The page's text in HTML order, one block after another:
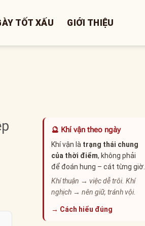
TỐT XẤU GIỚI THIỆU
🔮 Khí vận theo ngày
Khí vận là trạng thái chung
của thời điểm, không phải
để đoán hung – cát từng giờ.
Khí thuận → việc dễ trôi. Khí
nghịch → nên giữ, tránh vội.
→ Cách hiểu đúng